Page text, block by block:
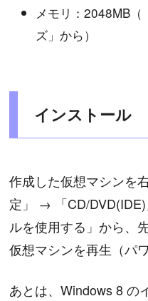
メモリ：2048MB（
ズ」から）
インストール
作成した仮想マシンを
定」 → 「CD/
ルを使用する」から、
仮想マシンを再生（パ
あとは、Windows 8 の